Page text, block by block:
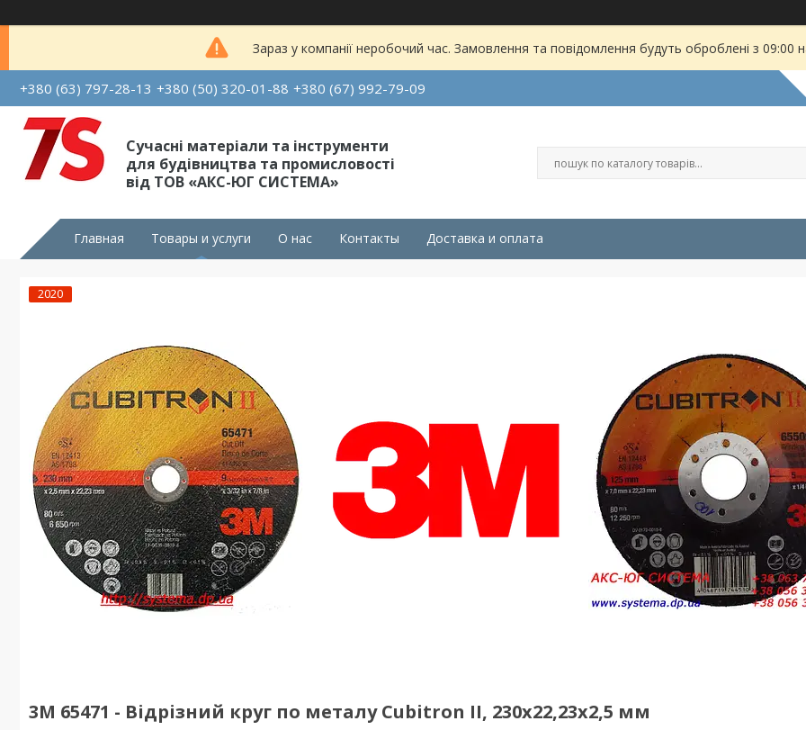
Зараз у компанії неробочий час. Замовлення та повідомлення будуть оброблені з
+380 (63) 797-28-13 +380 (50) 320-01-88 +380 (67) 992-79-09
Сучасні матеріали та інструменти
для будівництва та промисловості
від ТОВ «АКС-ЮГ СИСТЕМА»
Главная Товары и услуги О нас Контакты Доставка и оплата
2020
3M 65471 - Відрізний круг по металу Cubitron II, 230х22,23х2,5 мм